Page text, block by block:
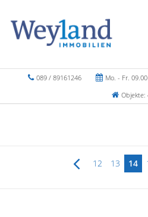
089 / 89161246 Mo. - Fr.
Objekte:
12 13 14